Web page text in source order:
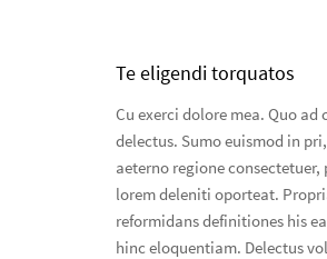
Te eligendi torquatos
Cu exerci dolore mea. Quo ad
delectus. Sumo euismod in
aeterno regione consectetuer,
lorem deleniti oporteat.
reformidans definitiones his
hinc eloquentiam. Delectus